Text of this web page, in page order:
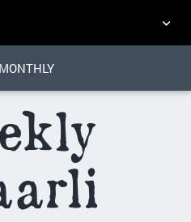
PICTURE WALL
MONTHLY